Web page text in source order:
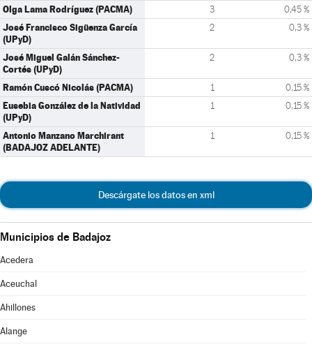
Olga Lama Rodríguez (PACMA) 3 0,45 %
José Francisco Sigüenza García
(UPyD)
2 0,3 %
José Miguel Galán Sánchez-
Cortés (UPyD)
2 0,3 %
Ramón Cuscó Nicolás (PACMA) 1 0,15 %
Eusebia González de la Natividad
(UPyD)
1 0,15 %
Antonio Manzano Marchirant
(BADAJOZ ADELANTE)
1 0,15 %
Descárgate los datos en xml
Municipios de Badajoz
Acedera
Aceuchal
Ahillones
Alange